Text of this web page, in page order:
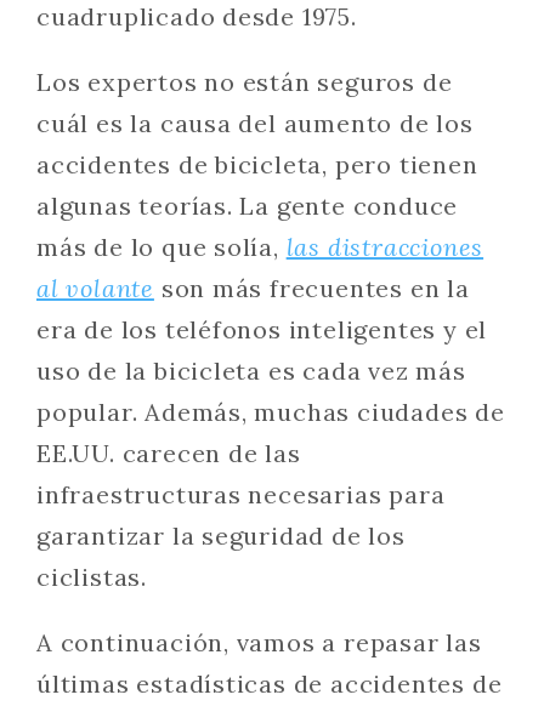
cuadruplicado desde 1975.
Los expertos no están seguros de
cuál es la causa del aumento de los
accidentes de bicicleta, pero tienen
algunas teorías. La gente conduce
más de lo que solía, las distracciones
al volante son más frecuentes en la
era de los teléfonos inteligentes y el
uso de la bicicleta es cada vez más
popular. Además, muchas ciudades de
EE.UU. carecen de las
infraestructuras necesarias para
garantizar la seguridad de los
ciclistas.
A continuación, vamos a repasar las
últimas estadísticas de accidentes de